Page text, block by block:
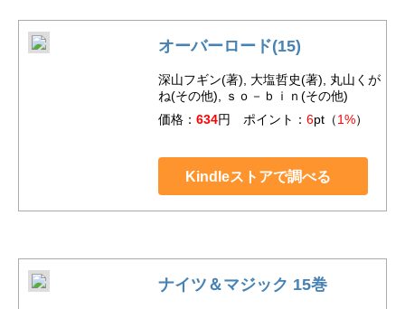
オーバーロード(15)
深山フギン(著), 大塩哲史(著), 丸山くが
ね(その他), ｓｏ－ｂｉｎ(その他)
価格： 634円 ポイント： 6pt（1%）
Kindleストアで調べる
ナイツ＆マジック 15巻